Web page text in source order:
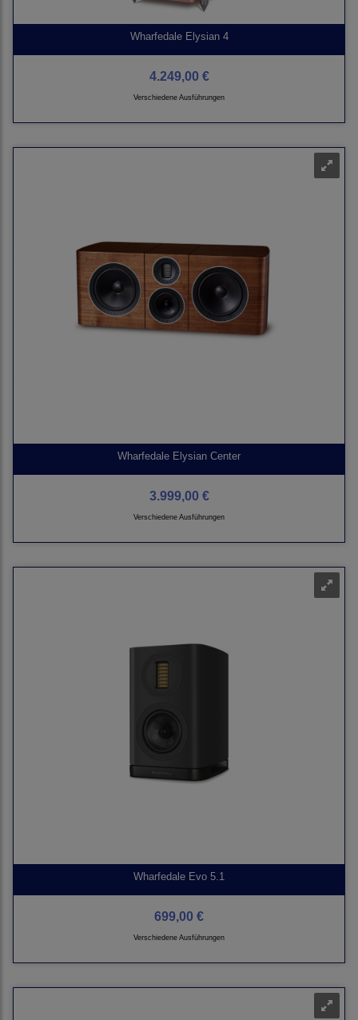
Wharfedale Elysian 4
4.249,00 €
Verschiedene Ausführungen
Wharfedale Elysian Center
3.999,00 €
Verschiedene Ausführungen
Wharfedale Evo 5.1
699,00 €
Verschiedene Ausführungen